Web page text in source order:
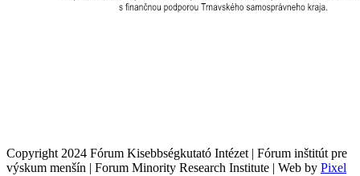
Copyright 2024 Fórum Kisebbségkutató Intézet | Fórum inštitút pre
výskum menšín | Forum Minority Research Institute | Web by Pixel